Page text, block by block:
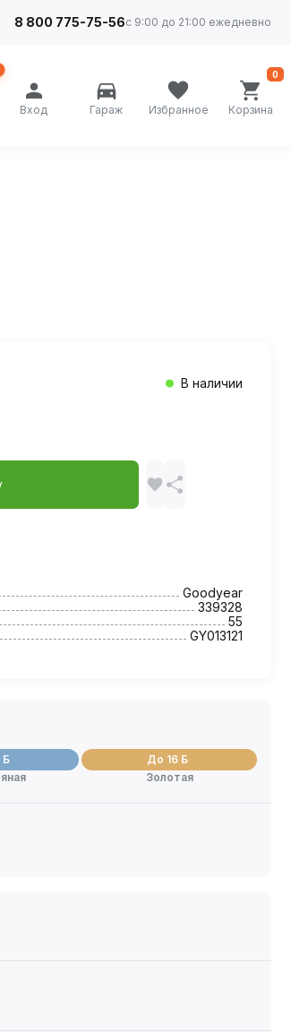
8 800 775-75-56с 9:00 до 21:00 ежедневно
Вход Гараж Избранное Корзина
0
В наличии
Goodyear
339328
55
GY013121
Б
До 16 Б
Золотая